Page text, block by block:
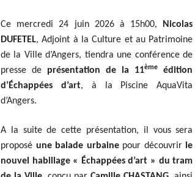
Ce mercredi 24 juin 2026 à 15h00,
Nicolas
DUFETEL, Adjoint à la Culture et au Patrimoine
de la Ville d’Angers, tiendra une conférence de
presse de présentation de la 11ème
édition
d’Échappées d’art, à la Piscine AquaVita
d’Angers.
A la suite de cette présentation, il vous sera
proposé une balade urbainepour découvrir le
nouvel habillage « Échappées d’art » du tram